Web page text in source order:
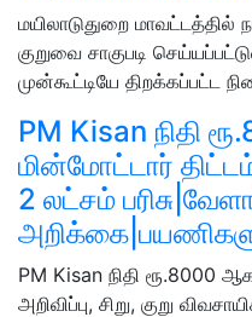
மயிலாடுதுறை மாவட்டத்தில்
குறுவை சாகுபடி
முன்கூட்டியே திறக்கப்பட்ட
PM Kisan நிதி
மின்மோட்டார்
2 லட்சம்
PM Kisan நிதி ரூ.8000 ஆக
அறிவிப்பு, சிறு, குறு